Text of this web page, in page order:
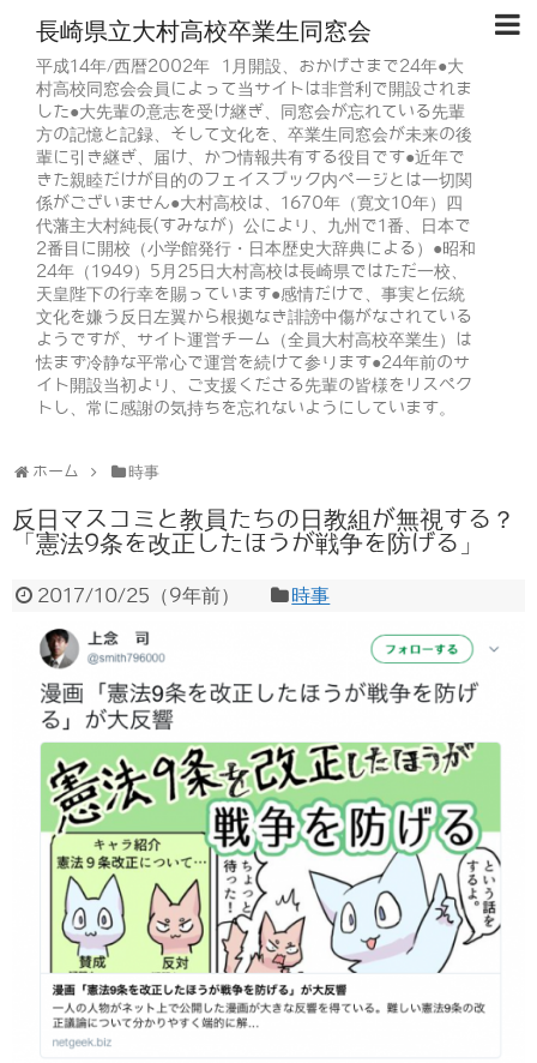
長崎県立大村高校卒業生同窓会
平成14年/西暦2002年 1月開設、おかげさまで24年●大
村高校同窓会会員によって当サイトは非営利で開設されま
した●大先輩の意志を受け継ぎ、同窓会が忘れている先輩
方の記憶と記録、そして文化を、卒業生同窓会が未来の後
輩に引き継ぎ、届け、かつ情報共有する役目です●近年で
きた親睦だけが目的のフェイスブック内ページとは一切関
係がございません●大村高校は、1670年（寛文10年）四
代藩主大村純長(すみなが）公により、九州で1番、日本で
2番目に開校（小学館発行・日本歴史大辞典による）●昭和
24年（1949）5月25日大村高校は長崎県ではただ一校、
天皇陛下の行幸を賜っています●感情だけで、事実と伝統
文化を嫌う反日左翼から根拠なき誹謗中傷がなされている
ようですが、サイト運営チーム（全員大村高校卒業生）は
怯まず冷静な平常心で運営を続けて参ります●24年前のサ
イト開設当初より、ご支援くださる先輩の皆様をリスペク
トし、常に感謝の気持ちを忘れないようにしています。
ホーム 時事
反日マスコミと教員たちの日教組が無視する？
「憲法9条を改正したほうが戦争を防げる」
2017/10/25 （9年前） 時事